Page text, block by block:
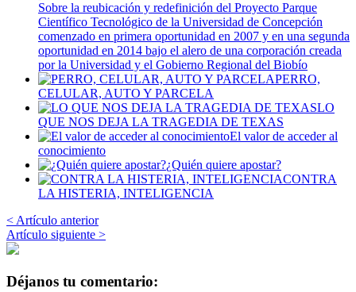
Sobre la reubicación y redefinición del Proyecto Parque
Científico Tecnológico de la Universidad de Concepción
comenzado en primera oportunidad en 2007 y en una segunda
oportunidad en 2014 bajo el alero de una corporación creada
por la Universidad y el Gobierno Regional del Biobío
PERRO,
CELULAR, AUTO Y PARCELA
LO
QUE NOS DEJA LA TRAGEDIA DE TEXAS
El valor de acceder al
conocimiento
¿Quién quiere apostar?
CONTRA
LA HISTERIA, INTELIGENCIA
< Artículo anterior
Artículo siguiente >
Déjanos tu comentario: